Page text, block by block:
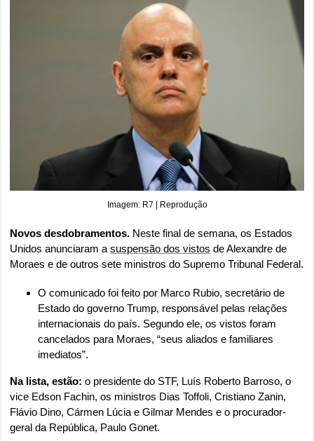
Imagem: R7 | Reprodução
Novos desdobramentos. Neste final de semana, os Estados
Unidos anunciaram a suspensão dos vistos de Alexandre de
Moraes e de outros sete ministros do Supremo Tribunal Federal.
O comunicado foi feito por Marco Rubio, secretário de
Estado do governo Trump, responsável pelas relações
internacionais do país. Segundo ele, os vistos foram
cancelados para Moraes, “seus aliados e familiares
imediatos”.
Na lista, estão: o presidente do STF, Luís Roberto Barroso, o
vice Edson Fachin, os ministros Dias Toffoli, Cristiano Zanin,
Flávio Dino, Cármen Lúcia e Gilmar Mendes e o procurador-
geral da República, Paulo Gonet.